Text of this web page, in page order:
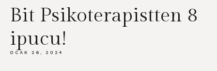
Bit Psikoterapistten 8
ipucu!
OCAK 26, 2024